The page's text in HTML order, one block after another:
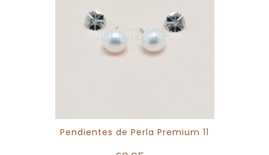
Pendientes de Perla Premium 11